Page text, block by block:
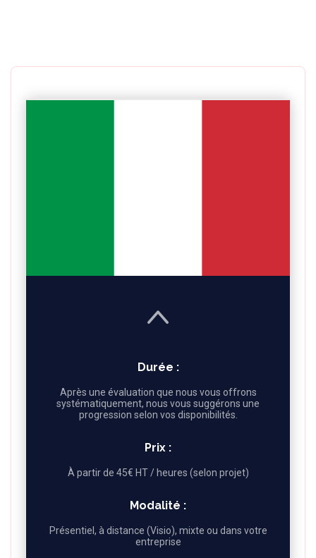
Durée :
Après une évaluation que nous vous offrons
systématiquement, nous vous suggérons une
progression selon vos disponibilités.
Prix :
À partir de 45€ HT / heures (selon projet)
Modalité :
Présentiel, à distance (Visio), mixte ou dans votre
entreprise